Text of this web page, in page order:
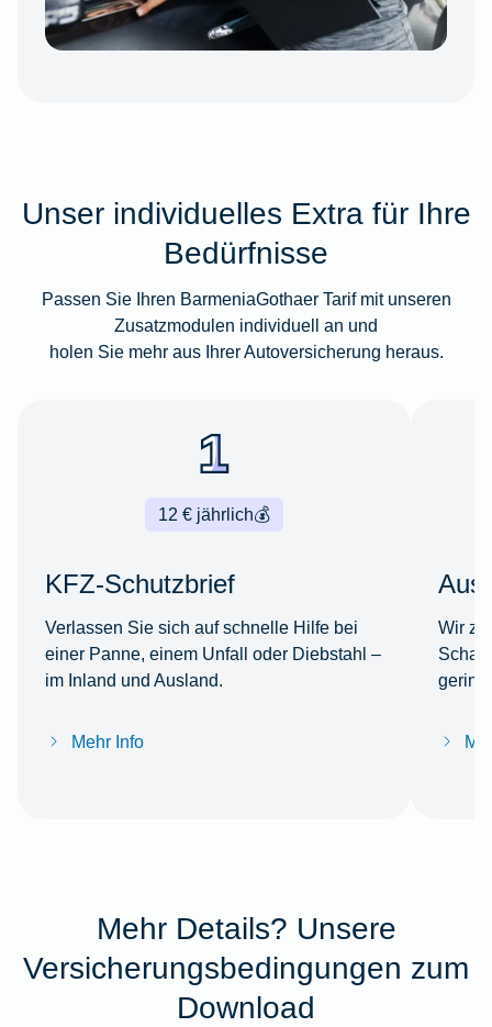
Unser individuelles Extra für Ihre
Bedürfnisse
Passen Sie Ihren BarmeniaGothaer Tarif mit unseren
Zusatzmodulen individuell an und
holen Sie mehr aus Ihrer Autoversicherung heraus.
💰
12 € jährlich
KFZ-Schutzbrief
Verlassen Sie sich auf schnelle Hilfe bei
einer Panne, einem Unfall oder Diebstahl –
im Inland und Ausland.
Mehr Info
Wir
Mehr Details? Unsere
Versicherungsbedingungen zum
Download